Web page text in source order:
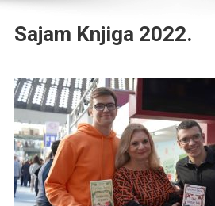
Sajam Knjiga 2022.